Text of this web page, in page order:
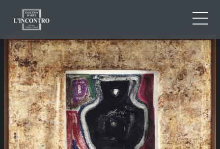
IT
EN
FR
CHI SIAMO
NEWS ED EVENTI
ARTISTI E OPERE
MOSTRE
CONTATTI